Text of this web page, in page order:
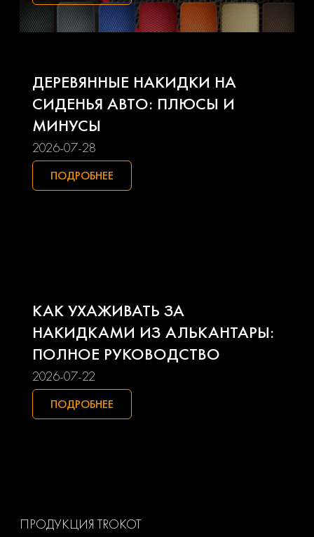
Kia Lada
Lifan Mazda
Mitsubishi
Seat Skoda
Smart Ssangyong
Subaru
ДЕРЕВЯННЫЕ НАКИДКИ НА
СИДЕНЬЯ АВТО: ПЛЮСЫ И
МИНУСЫ
2026-07-28
ПОДРОБНЕЕ
КАК УХАЖИВАТЬ ЗА
НАКИДКАМИ ИЗ АЛЬКАНТАРЫ:
ПОЛНОЕ РУКОВОДСТВО
2026-07-22
ПОДРОБНЕЕ
ПРОДУКЦИЯ TROKOT